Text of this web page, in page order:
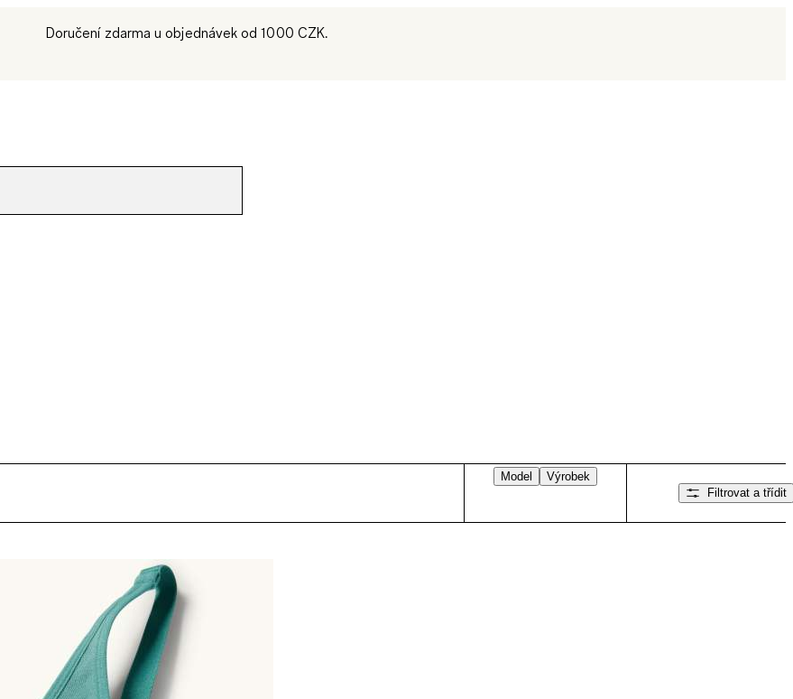
Doručení zdarma u objednávek od 1000 CZK.
Model
Výrobek
Filtrovat a třídit